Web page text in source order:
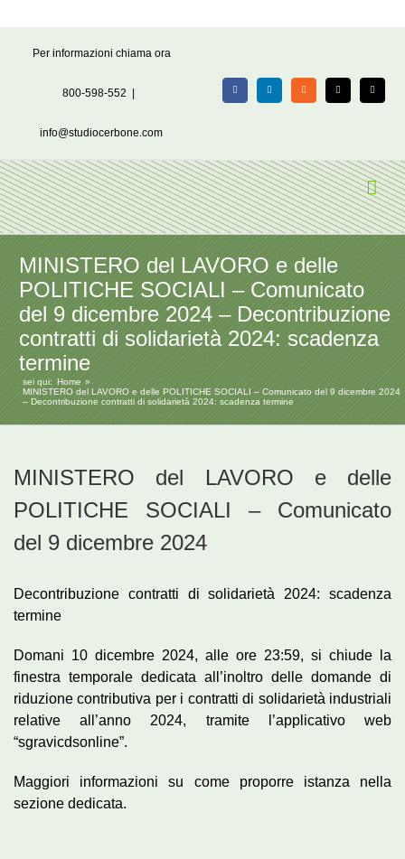
Per informazioni chiama ora
800-598-552
info@studiocerbone.com
FacebookLinkedIn Rss X Email
MINISTERO del LAVORO e delle
POLITICHE SOCIALI – Comunicato
del 9 dicembre 2024 – Decontribuzione
contratti di solidarietà 2024: scadenza
termine
sei qui:
Home
MINISTERO del LAVORO e delle POLITICHE SOCIALI – Comunicato del 9 dicembre 2024
– Decontribuzione contratti di solidarietà 2024: scadenza termine
MINISTERO del LAVORO e delle
POLITICHE SOCIALI – Comunicato
del 9 dicembre 2024
Decontribuzione contratti di solidarietà 2024: scadenza
termine
Domani 10 dicembre 2024, alle ore 23:59, si chiude la
finestra temporale dedicata all’inoltro delle domande di
riduzione contributiva per i contratti di solidarietà industriali
relative all’anno 2024, tramite l’applicativo web
“sgravicdsonline”.
Maggiori informazioni su come proporre istanza nella
sezione dedicata.